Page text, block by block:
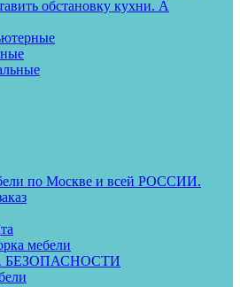
обстановку кухни. А
по Москве и всей РОССИИ.
мебели